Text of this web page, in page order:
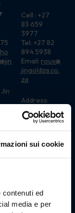
sui cookie
ed
media e per
Cell : +27
83 659
3977
Tel: +27 82
894 5938
Email: roux@
jingoldza.co.
za
Address:
LaunchLab,
11
Stellenbosc
Dennesig,
Stellenbosc
h,7601